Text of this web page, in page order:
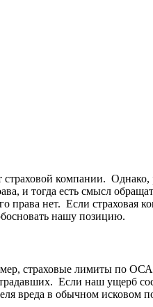
компании. Однако,
и тогда есть смысл
нет. Если страховая
нашу позицию.
страховые лимиты по
Если наш ущерб
вреда в обычном исковом